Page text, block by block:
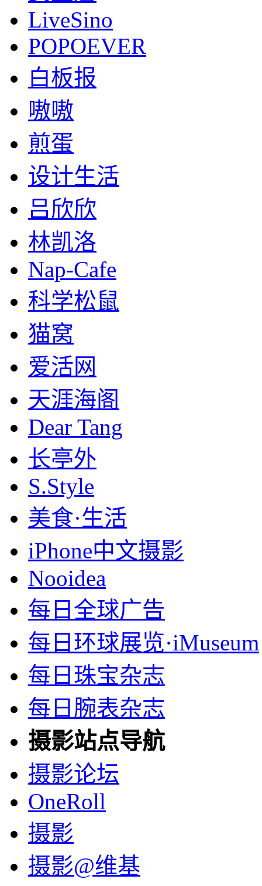
LiveSino
POPOEVER
白板报
嗷嗷
煎蛋
设计生活
吕欣欣
林凯洛
Nap-Cafe
科学松鼠
猫窝
爱活网
天涯海阁
Dear Tang
长亭外
S.Style
美食·生活
iPhone中文摄影
Nooidea
每日全球广告
每日环球展览·iMuseum
每日珠宝杂志
每日腕表杂志
摄影站点导航
摄影论坛
OneRoll
摄影
摄影@维基